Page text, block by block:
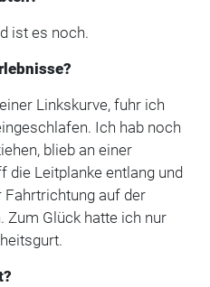
ist es noch.
Linkskurve, fuhr ich
Ich hab noch
blieb an einer
die Leitplanke entlang und
Fahrtrichtung auf der
Zum Glück hatte ich nur